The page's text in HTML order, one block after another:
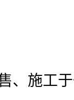
、施工